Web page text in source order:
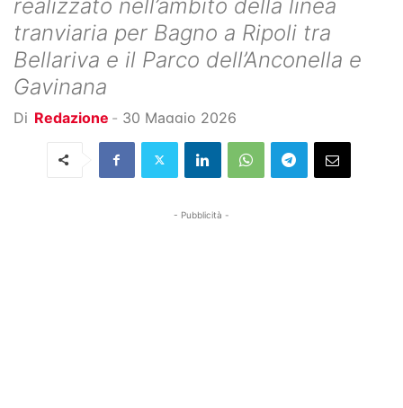
realizzato nell’ambito della linea
tranviaria per Bagno a Ripoli tra
Bellariva e il Parco dell’Anconella e
Gavinana
Di Redazione - 30 Maggio 2026
- Pubblicità -